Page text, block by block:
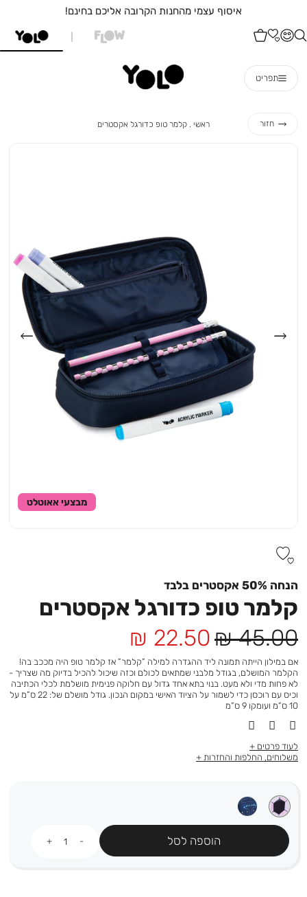
איסוף עצמי מהחנות הקרובה אליכם בחינם!
תפריט
חזור ראשי ראשי
קלמר טופ כדורגל אקסטרים
הנחה 50% אקסטרים בלבד
קלמר טופ כדורגל אקסטרים
מחיר
מוצר
22.50 ₪
מחיר
רגיל
45.00 ₪
אם במילון הייתה תמונה ליד ההגדרה למילה ”קלמר” אז קלמר טופ היה מככב בה!
הקלמר המושלם, בגודל מלבני שמתאים לכולם וכזה שיכול להכיל בדיוק מה שצריך -
לא פחות מדי ולא מעט. בנוי בתא אחד גדול עם חלוקה פנימית מושלמת לכלי הכתיבה
וכיס עם רוכסן כדי לשמור על הציוד האישי במקום הנכון. גודל מושלם של: 22 ס”מ על
10 ס”מ ועומקו 9 ס”מ
לעוד פרטים
משלוחים, החלפות והחזרות
הוספה לסל
מבצעי אאוטלט